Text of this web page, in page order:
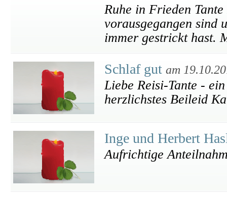
Ruhe in Frieden
vorausgegangen sind
immer gestrickt hast.
Schlaf gut am
Liebe Reisi-Tante -
herzlichstes Beileid
Inge und Herbert
Aufrichtige